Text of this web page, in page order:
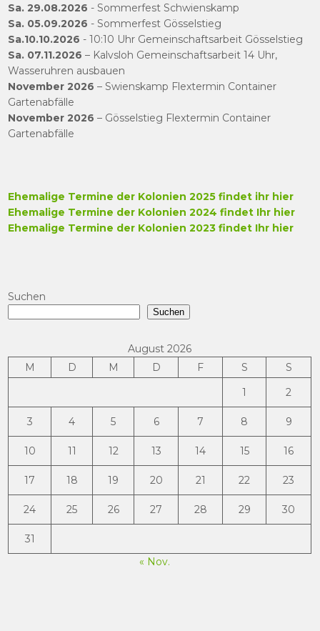
Sa. 29.08.2026 - Sommerfest Schwienskamp
Sa. 05.09.2026 - Sommerfest Gösselstieg
Sa.10.10.2026 - 10:10 Uhr Gemeinschaftsarbeit Gösselstieg
Sa. 07.11.2026 – Kalvsloh Gemeinschaftsarbeit 14 Uhr,
Wasseruhren ausbauen
November 2026 – Swienskamp Flextermin Container
Gartenabfälle
November 2026 – Gösselstieg Flextermin Container
Gartenabfälle
Ehemalige Termine der Kolonien 2025 findet ihr hier
Ehemalige Termine der Kolonien 2024 findet Ihr hier
Ehemalige Termine der Kolonien 2023 findet Ihr hier
Suchen
Suchen
August 2026
M
D M D F S
S
1
2
3 4 5 6 7 8 9
10 11 12 13 14 15 16
17 18 19 20 21 22 23
24 25 26 27 28 29 30
31
« Nov.